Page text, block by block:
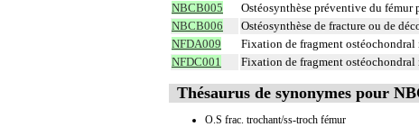
NBCB005 Ostéosynthèse préventive du
NBCB006 Ostéosynthèse de fracture ou de
NFDA009 Fixation de fragment
NFDC001 Fixation de fragment
Thésaurus de synonymes pour
O.S frac. trochant/ss-troch fémur